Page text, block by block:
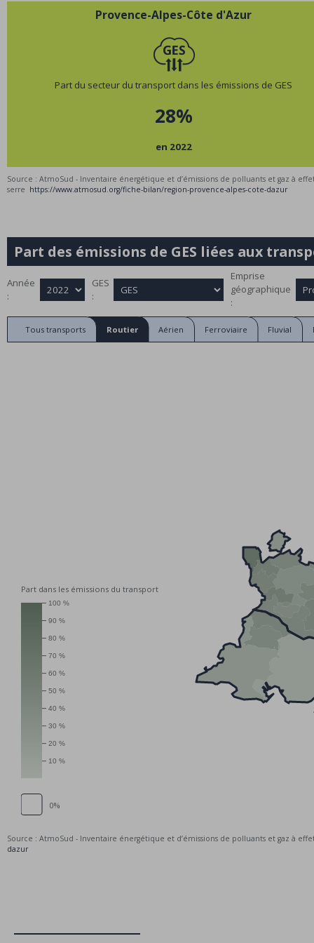
Provence-Alpes-Côte d'Azur
Part du secteur du transport dans les émissions de GES
28%
en 2022
Source : AtmoSud - Inventaire énergétique et d’émissions de polluants et gaz à
serre https://www.atmosud.org/fiche-bilan/region-provence-alpes-cote-dazur
Part des émissions de GES liées aux
Année
:
GES
:
Emprise
géographique
:
Tous transports Routier Aérien Ferroviaire Fluvial
Part dans les émissions du transport
10 %
20 %
30 %
40 %
50 %
60 %
70 %
80 %
90 %
100 %
0%
Source : AtmoSud - Inventaire énergétique et d’émissions de polluants et gaz à
dazur